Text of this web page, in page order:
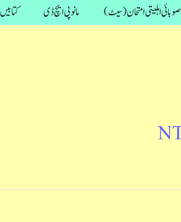
صوبائی اہلیتی امتحان (سیٹ) مانو پی ایچ ڈی کتابیں